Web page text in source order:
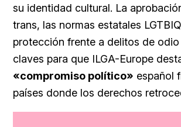
su identidad cultural. La
trans, las normas estatales
protección frente a delitos de
claves para que ILGA-Europe
«compromiso político» español
países donde los derechos